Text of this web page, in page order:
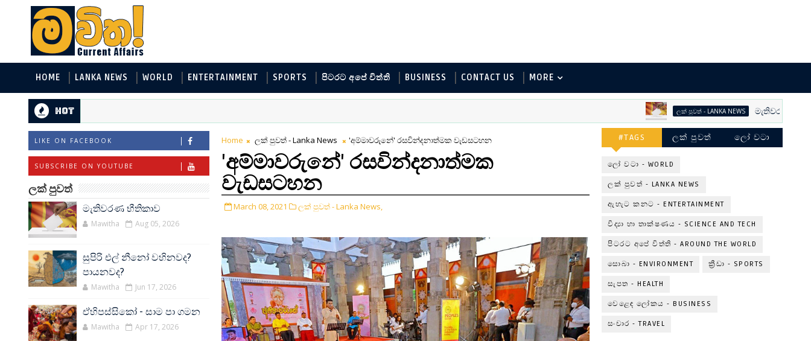
HOME LANKA NEWS WORLD ENTERTAINMENT SPORTS පිටරට අපේ විත්ති BUSINESS CONTACT US MORE
Hot ලක් පුවත් - LANKA NEWS මැතිවරණ භීතිකාව
LIKE ON FACEBOOK
SUBSCRIBE ON YOUTUBE
ලක් පුවත්
මැතිවරණ භීතිකාව
Mawitha Aug 05, 2026
සුපිරි එල් නීනෝ වහිනවද?
පායනවද?
Mawitha Jun 17, 2026
ඒහිපස්සිකෝ - සාම පා ගමන
Mawitha Apr 17, 2026
Home ලක් පුවත් - Lanka News 'අම්මාවරුනේ' රසවින්දනාත්මක වැඩසටහන
'අම්මාවරුනේ' රසවින්දනාත්මක
වැඩසටහන
March 08, 2021 ලක් පුවත් - Lanka News,
#TAGS ලක් පුවත් ලෝ වටා
ලෝ වටා - WORLD
ලක් පුවත් - LANKA NEWS
ඇහැට කනට - ENTERTAINMENT
විද්‍යා හා තාක්ෂණය - SCIENCE AND TECH
පිටරට අපේ විත්ති - AROUND THE WORLD
සොබා - ENVIRONMENT ක්‍රීඩා - SPORTS
සැපත - HEALTH
වෙළෙඳ ලෝකය - BUSINESS
සංචාර - TRAVEL